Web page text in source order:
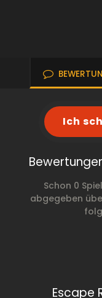
Ich
Schon 0
abgegeben
Escape